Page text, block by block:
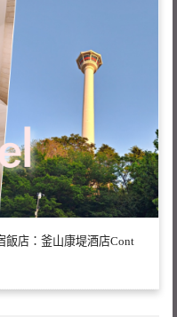
飯店：釜山康堤酒店Cont